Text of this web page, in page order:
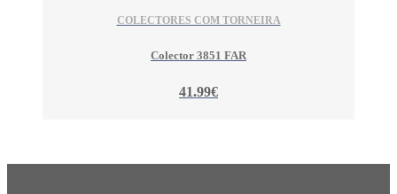
COLECTORES COM TORNEIRA
Colector 3851 FAR
41.99€